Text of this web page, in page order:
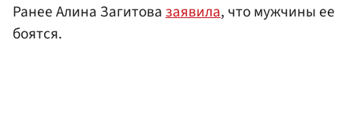
Ранее Алина Загитовазаявила, что мужчины ее
боятся.